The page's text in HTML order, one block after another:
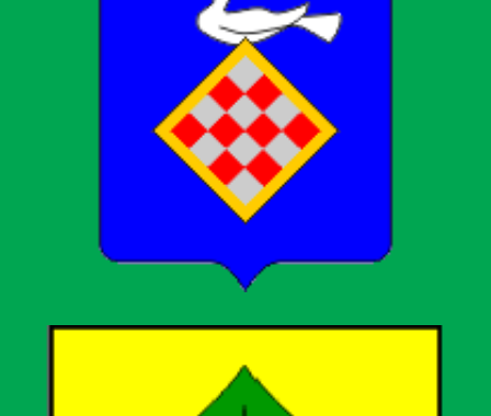
Grad Kutina